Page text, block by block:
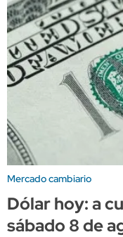
Mercado cambiario
Dólar hoy: a
sábado 8 de